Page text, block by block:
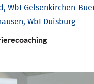
WbI Gelsenkirchen-
WbI Duisburg